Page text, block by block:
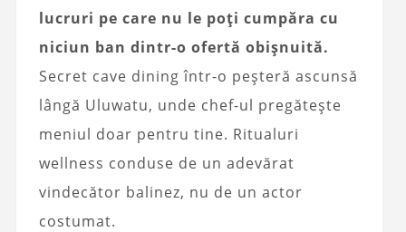
lucruri pe care nu le poți cumpăra cu
niciun ban dintr-o ofertă obișnuită.
Secret cave dining într-o peșteră ascunsă
lângă Uluwatu, unde chef-ul pregătește
meniul doar pentru tine. Ritualuri
wellness conduse de un adevărat
vindecător balinez, nu de un actor
costumat.